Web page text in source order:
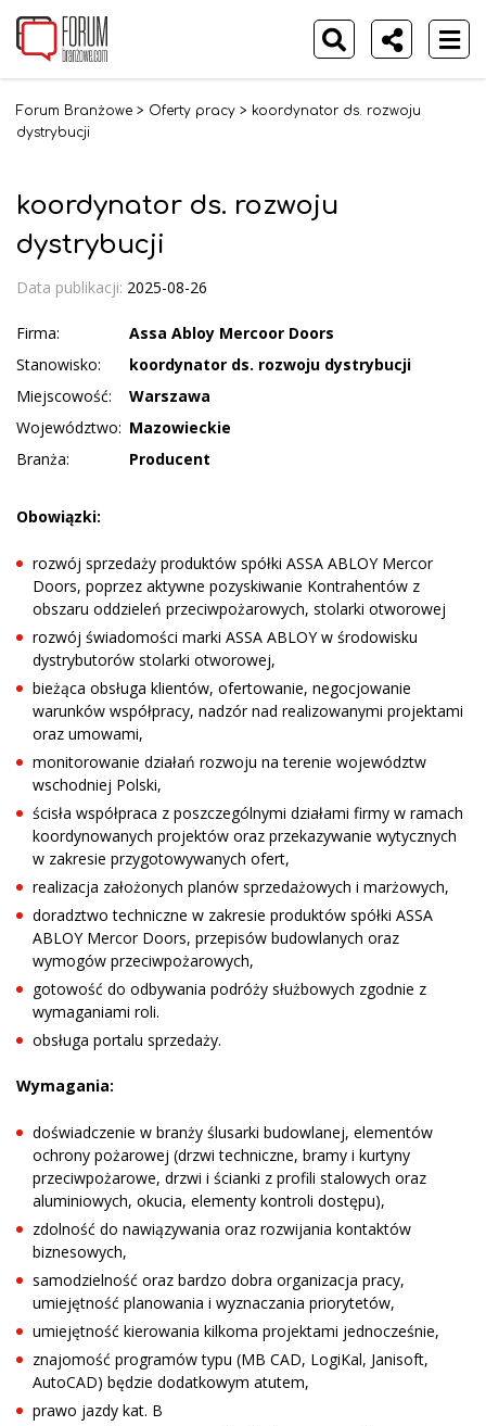
Forum Branżowe > Oferty pracy > koordynator ds. rozwoju
dystrybucji
koordynator ds. rozwoju
dystrybucji
Data publikacji: 2025-08-26
Firma:
Assa Abloy Mercoor Doors
Stanowisko:
koordynator ds. rozwoju dystrybucji
Miejscowość:
Warszawa
Województwo: Mazowieckie
Branża:
Producent
Obowiązki:
rozwój sprzedaży produktów spółki ASSA ABLOY Mercor
Doors, poprzez aktywne pozyskiwanie Kontrahentów z
obszaru oddzieleń przeciwpożarowych, stolarki otworowej
rozwój świadomości marki ASSA ABLOY w środowisku
dystrybutorów stolarki otworowej,
bieżąca obsługa klientów, ofertowanie, negocjowanie
warunków współpracy, nadzór nad realizowanymi projektami
oraz umowami,
monitorowanie działań rozwoju na terenie województw
wschodniej Polski,
ścisła współpraca z poszczególnymi działami firmy w ramach
koordynowanych projektów oraz przekazywanie wytycznych
w zakresie przygotowywanych ofert,
realizacja założonych planów sprzedażowych i marżowych,
doradztwo techniczne w zakresie produktów spółki ASSA
ABLOY Mercor Doors, przepisów budowlanych oraz
wymogów przeciwpożarowych,
gotowość do odbywania podróży służbowych zgodnie z
wymaganiami roli.
obsługa portalu sprzedaży.
Wymagania:
doświadczenie w branży ślusarki budowlanej, elementów
ochrony pożarowej (drzwi techniczne, bramy i kurtyny
przeciwpożarowe, drzwi i ścianki z profili stalowych oraz
aluminiowych, okucia, elementy kontroli dostępu),
zdolność do nawiązywania oraz rozwijania kontaktów
biznesowych,
samodzielność oraz bardzo dobra organizacja pracy,
umiejętność planowania i wyznaczania priorytetów,
umiejętność kierowania kilkoma projektami jednocześnie,
znajomość programów typu (MB CAD, LogiKal, Janisoft,
AutoCAD) będzie dodatkowym atutem,
prawo jazdy kat. B